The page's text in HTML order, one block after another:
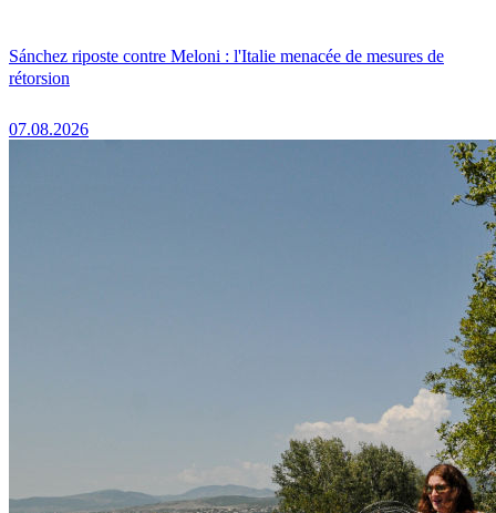
Sánchez riposte contre Meloni : l'Italie menacée de mesures de
rétorsion
07.08.2026